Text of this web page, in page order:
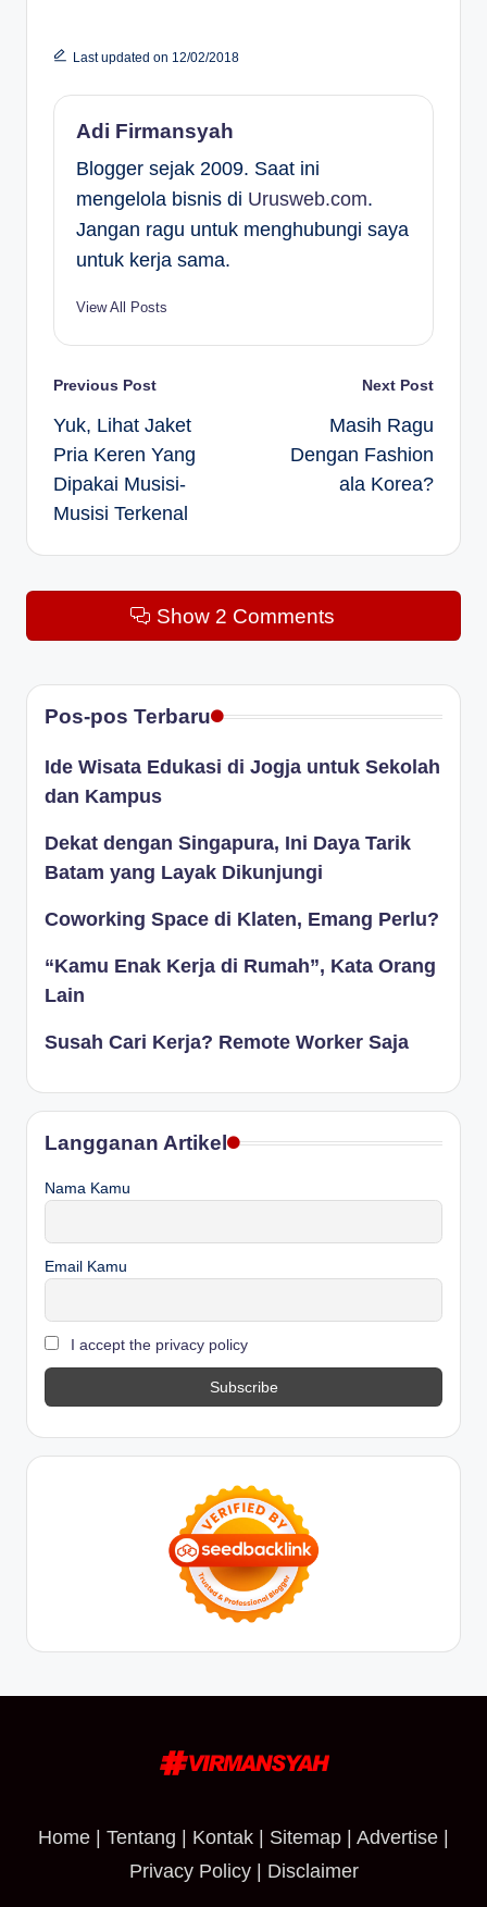
Last updated on 12/02/2018
Adi Firmansyah
Blogger sejak 2009. Saat ini
mengelola bisnis di Urusweb.com.
Jangan ragu untuk menghubungi saya
untuk kerja sama.
View All Posts
Post
navigation
Previous Post
Yuk, Lihat Jaket
Pria Keren Yang
Dipakai Musisi-
Musisi Terkenal
Next Post
Masih Ragu
Dengan Fashion
ala Korea?
Show 2 Comments
Pos-pos Terbaru
Ide Wisata Edukasi di Jogja untuk Sekolah
dan Kampus
Dekat dengan Singapura, Ini Daya Tarik
Batam yang Layak Dikunjungi
Coworking Space di Klaten, Emang Perlu?
“Kamu Enak Kerja di Rumah”, Kata Orang
Lain
Susah Cari Kerja? Remote Worker Saja
Langganan Artikel
Nama Kamu
Email Kamu
I accept the privacy policy
Home | Tentang | Kontak | Sitemap | Advertise |
Privacy Policy| Disclaimer